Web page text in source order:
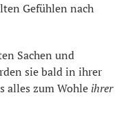
Gefühlen nach
Sachen und
sie bald in ihrer
alles zum Wohle ihrer